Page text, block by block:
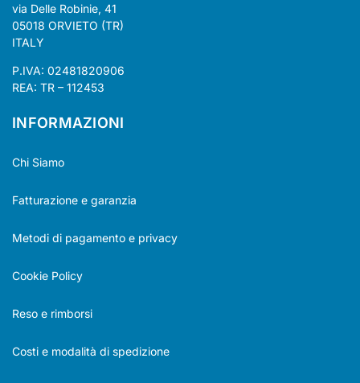
via Delle Robinie, 41
05018 ORVIETO (TR)
ITALY
P.IVA: 02481820906
REA: TR – 112453
INFORMAZIONI
Chi Siamo
Fatturazione e garanzia
Metodi di pagamento e privacy
Cookie Policy
Reso e rimborsi
Costi e modalità di spedizione